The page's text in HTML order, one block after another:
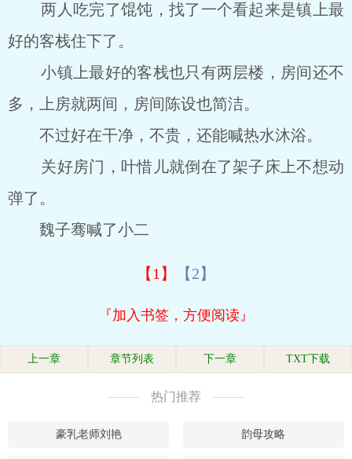
两人吃完了馄饨，找了一个看起来是镇上最
好的客栈住下了。
小镇上最好的客栈也只有两层楼，房间还不
多，上房就两间，房间陈设也简洁。
不过好在干净，不贵，还能喊热水沐浴。
关好房门，叶惜儿就倒在了架子床上不想动
弹了。
魏子骞喊了小二
【1】 【2】
『加入书签，方便阅读』
上一章 章节列表 下一章 TXT下载
热门推荐
豪乳老师刘艳 韵母攻略